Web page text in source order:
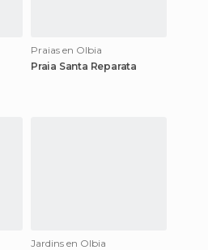
Praias en Olbia
Praia Santa Reparata
Jardins en Olbia